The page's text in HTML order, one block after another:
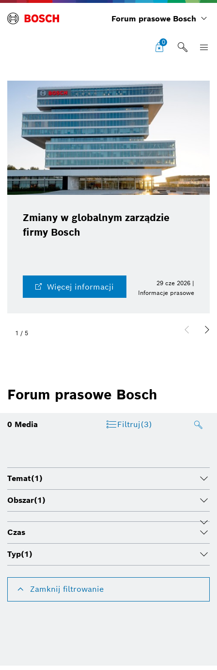
Forum prasowe Bosch
0
Zmiany w globalnym zarządzie
firmy Bosch
Więcej informacji
29 cze 2026 |
Informacje prasowe
1 / 5
Forum prasowe Bosch
0 Media Filtruj(3)
Temat(1)
Obszar(1)
Czas
Typ(1)
Zamknij filtrowanie